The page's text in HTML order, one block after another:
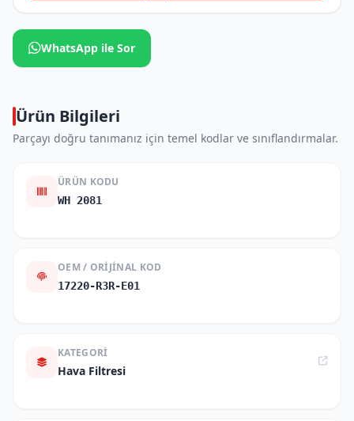
WhatsApp ile Sor
Ürün Bilgileri
Parçayı doğru tanımanız için temel kodlar ve sınıflandırmalar.
ÜRÜN KODU
WH 2081
OEM / ORIJINAL KOD
17220-R3R-E01
KATEGORI
Hava Filtresi